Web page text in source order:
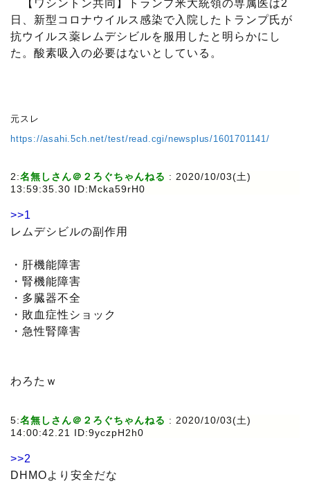
【ワシントン共同】トランプ米大統領の専属医は2
日、新型コロナウイルス感染で入院したトランプ氏が
抗ウイルス薬レムデシビルを服用したと明らかにし
た。酸素吸入の必要はないとしている。
元スレ
https://asahi.5ch.net/test/read.cgi/newsplus/1601701141/
2:名無しさん＠２ろぐちゃんねる : 2020/10/03(土)
13:59:35.30 ID:Mcka59rH0
>>1
レムデシビルの副作用
・肝機能障害
・腎機能障害
・多臓器不全
・敗血症性ショック
・急性腎障害
わろたｗ
5:名無しさん＠２ろぐちゃんねる : 2020/10/03(土)
14:00:42.21 ID:9yczpH2h0
>>2
DHMOより安全だな